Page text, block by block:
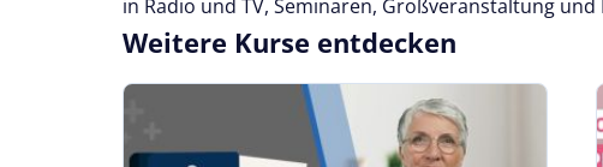
in Radio und TV, Seminaren, Großveranstaltung
Weitere Kurse entdecken